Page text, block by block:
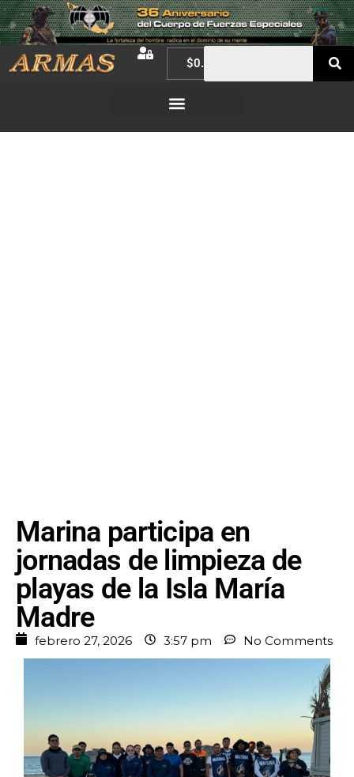
$0.00
Marina participa en
jornadas de limpieza de
playas de la Isla María
Madre
febrero 27, 2026 3:57 pm No Comments